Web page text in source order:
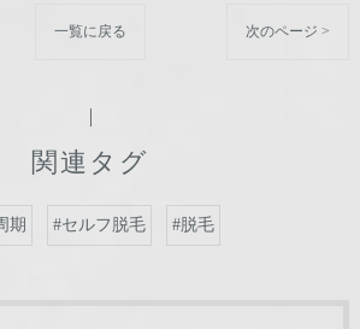
一覧に戻る 次のページ >
関連タグ
期 #セルフ脱毛 #脱毛